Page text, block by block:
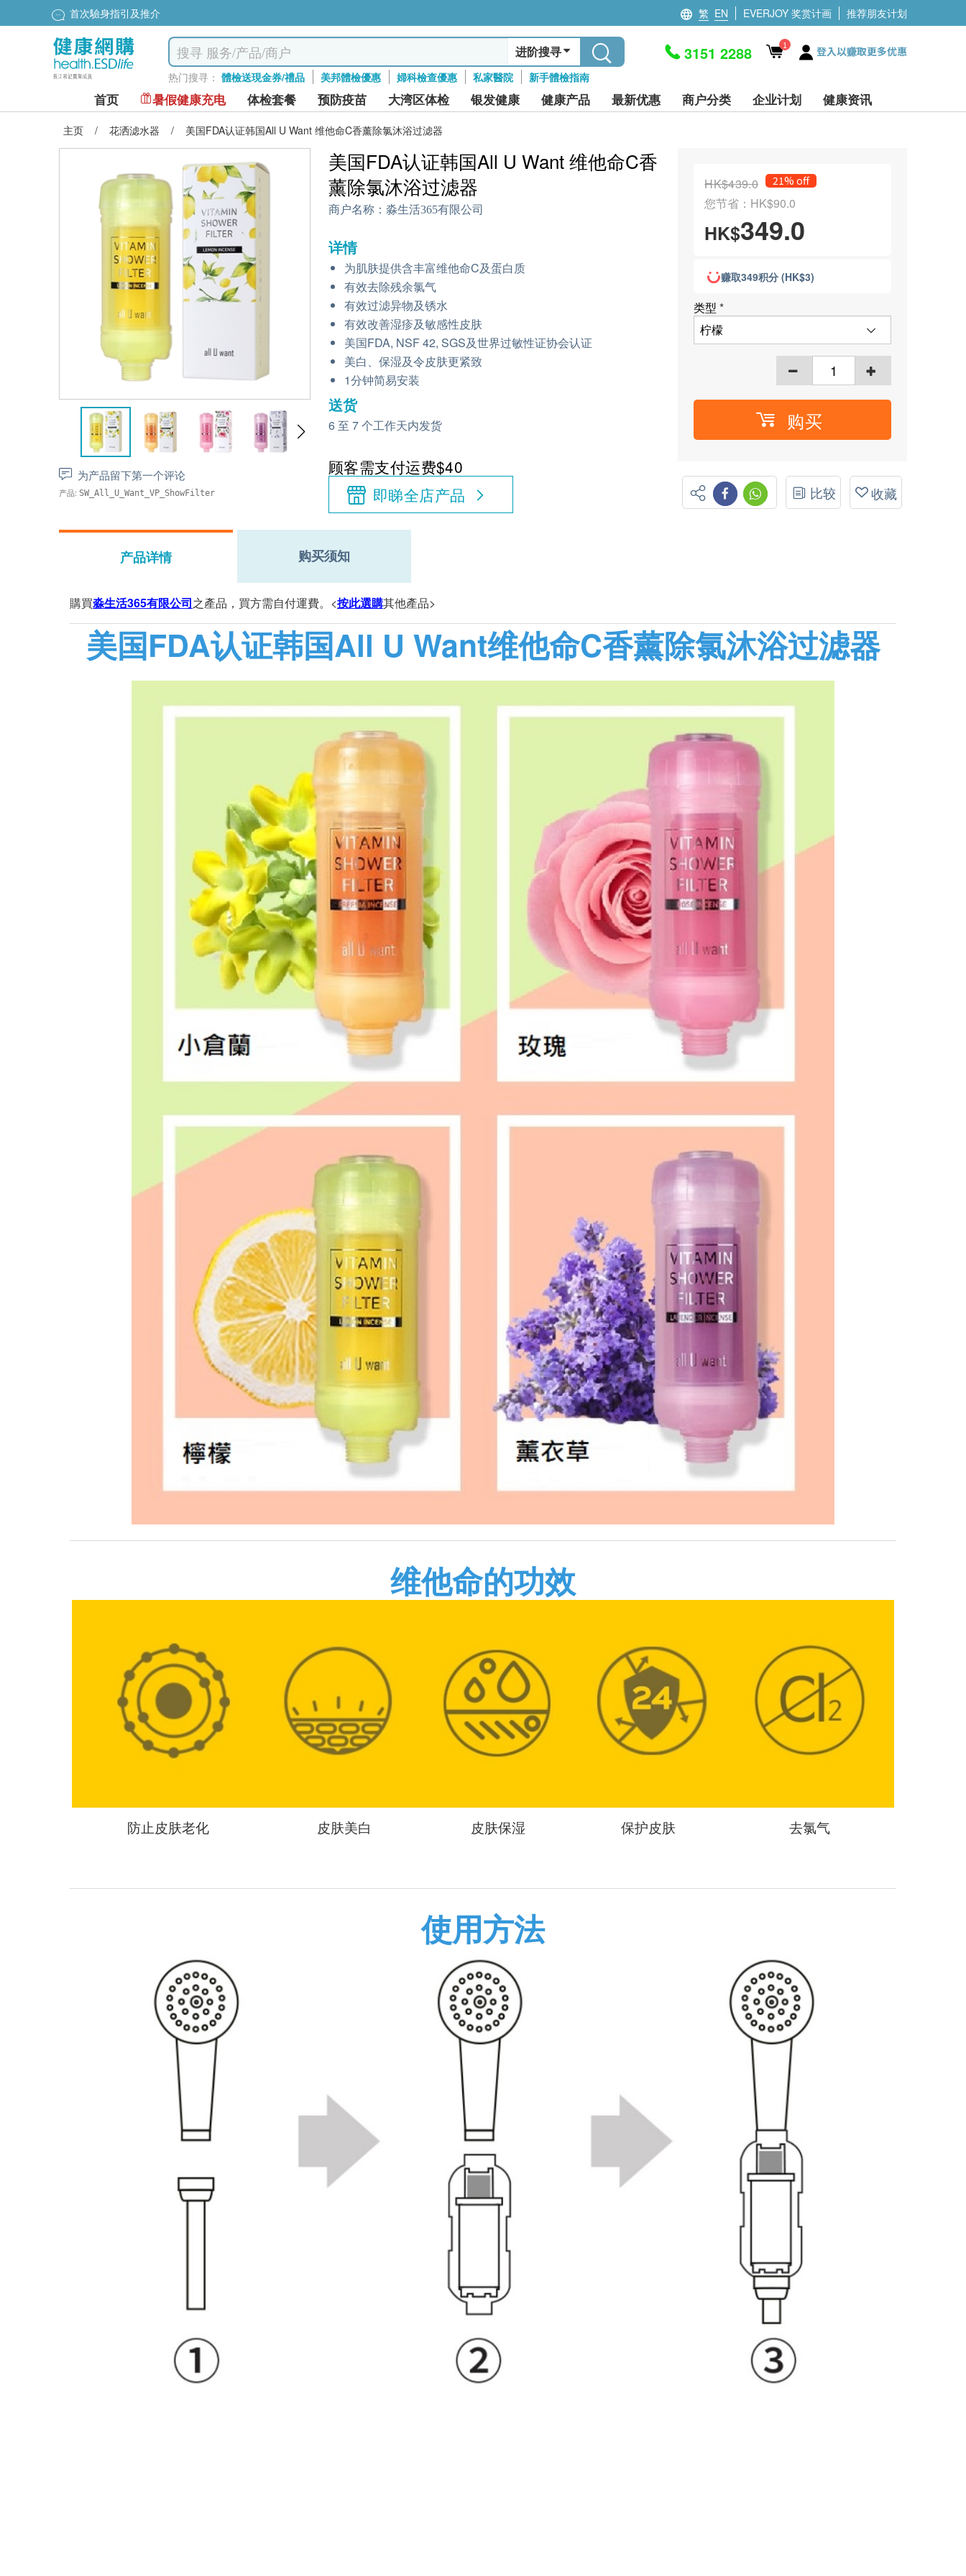
首次驗身指引及推介 繁 EN EVERJOY 奖赏计画 推荐朋友计划
进阶搜寻
热门搜寻： 體檢送現金券/禮品 美邦體檢優惠 婦科檢查優惠 私家醫院 新手體檢指南
3151 2288 1 登入以赚取更多优惠
首页 暑假健康充电 体检套餐 预防疫苗 大湾区体检 银发健康 健康产品 最新优惠 商户分类 企业计划 健康资讯
主页 / 花洒滤水器 / 美国FDA认证韩国All U Want 维他命C香薰除氯沐浴过滤器
为产品留下第一个评论
产品: SW_All_U_Want_VP_ShowFilter
美国FDA认证韩国All U Want 维他命C香
薰除氯沐浴过滤器
商户名称： 淼生活365有限公司
详情
为肌肤提供含丰富维他命C及蛋白质
有效去除残余氯气
有效过滤异物及锈水
有效改善湿疹及敏感性皮肤
美国FDA, NSF 42, SGS及世界过敏性证协会认证
美白、保湿及令皮肤更紧致
1分钟简易安装
送货
6 至 7 个工作天内发货
顾客需支付运费$40
即睇全店产品
HK$439.0 21% off
您节省：HK$90.0
HK$349.0
赚取349积分 (HK$3)
类型*
购买
比较 收藏
产品详情 购买须知
購買淼生活365有限公司之產品，買方需自付運費。<按此選購其他產品>
美国FDA认证韩国All U Want维他命C香薰除氯沐浴过滤器
维他命的功效
防止皮肤老化 皮肤美白 皮肤保湿 保护皮肤 去氯气
使用方法